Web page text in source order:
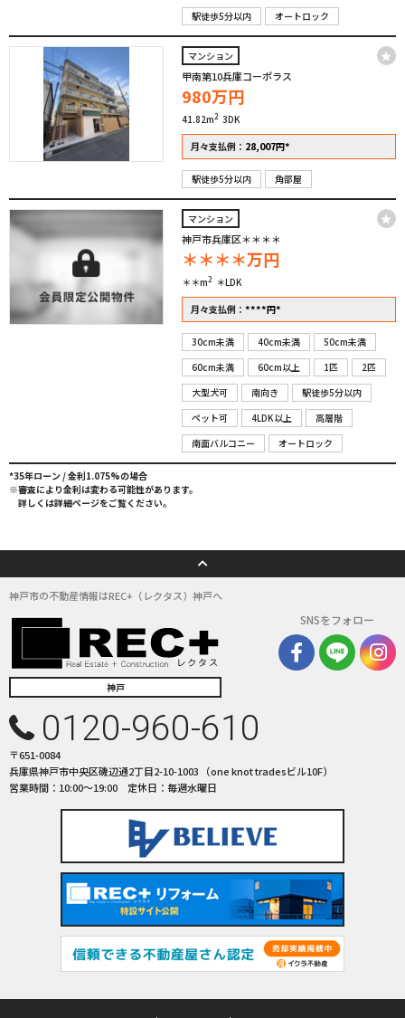
駅徒歩5分以内 オートロック
マンション
甲南第10兵庫コーポラス
980万円
41.82m2 3DK
月々支払例： 28,007円*
駅徒歩5分以内 角部屋
マンション
神戸市兵庫区＊＊＊＊
＊＊＊＊万円
＊＊m2 ＊LDK
月々支払例：****円*
30cm未満 40cm未満
50cm未満
60cm未満
60cm以上 1匹
2匹
大型犬可
南向き
駅徒歩5分以内
ペット可
4LDK以上
高層階
南面バルコニー
オートロック
*35年ローン / 金利1.075%の場合
※審査により金利は変わる可能性があります。
詳しくは詳細ページをご覧ください。
神戸市の不動産情報はREC+（レクタス）神戸へ
神戸
SNSをフォロー
0120-960-610
〒651-0084
兵庫県神戸市中央区磯辺通2丁目2-10-1003 （one knot tradesビル10F）
営業時間：10:00〜19:00 定休日：毎週水曜日